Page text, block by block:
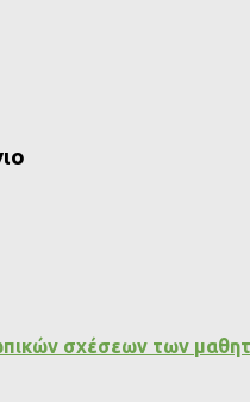
σχέσεων των